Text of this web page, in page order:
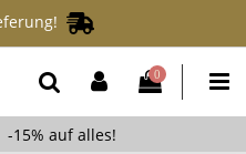
0
-15% auf alles!